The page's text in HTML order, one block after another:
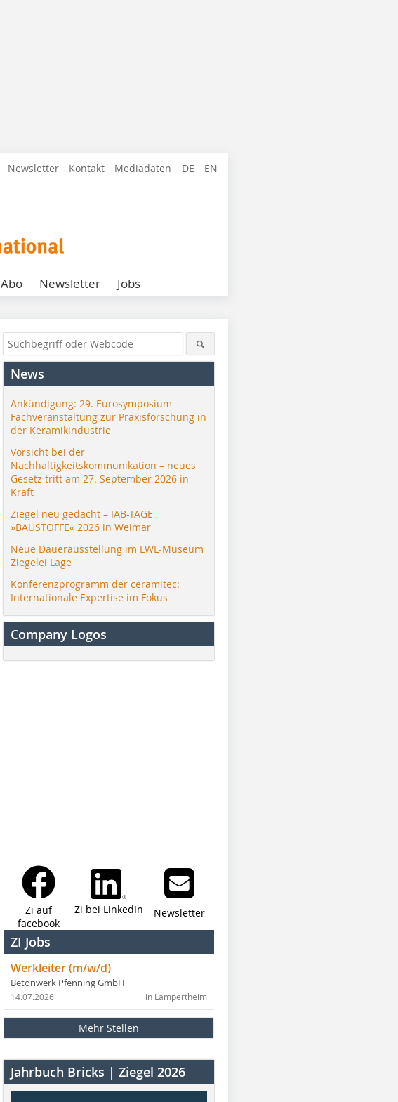
DE EN
Newsletter Kontakt Mediadaten
Abo Newsletter Jobs
News
Ankündigung: 29. Eurosymposium –
Fachveranstaltung zur Praxisforschung in
der Keramikindustrie
Vorsicht bei der
Nachhaltigkeitskommunikation – neues
Gesetz tritt am 27. September 2026 in
Kraft
Ziegel neu gedacht – IAB-TAGE
»BAUSTOFFE« 2026 in Weimar
Neue Dauerausstellung im LWL-Museum
Ziegelei Lage
Konferenzprogramm der ceramitec:
Internationale Expertise im Fokus
Company Logos
Zi auf
facebook
Zi bei LinkedIn Newsletter
ZI Jobs
Werkleiter (m/w/d)
Betonwerk Pfenning GmbH
in Lampertheim
14.07.2026
Mehr Stellen
Jahrbuch Bricks | Ziegel 2026